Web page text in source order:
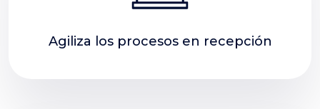
Agiliza los procesos en recepción